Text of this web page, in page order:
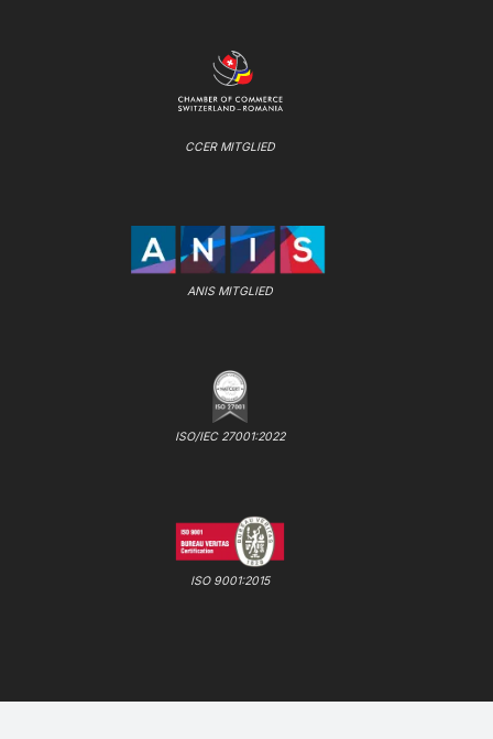
CCER MITGLIED
ANIS MITGLIED
ISO/IEC 27001:2022
ISO 9001:2015